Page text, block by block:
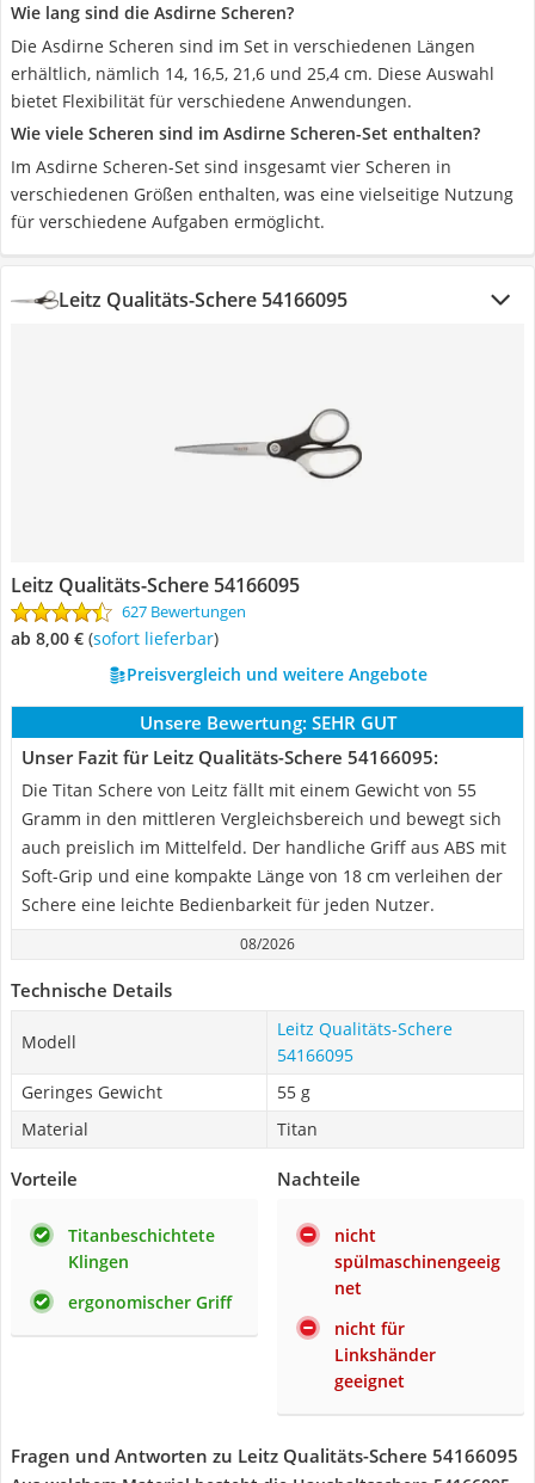
Wie lang sind die Asdirne Scheren?
Die Asdirne Scheren sind im Set in verschiedenen Längen
erhältlich, nämlich 14, 16,5, 21,6 und 25,4 cm. Diese Auswahl
bietet Flexibilität für verschiedene Anwendungen.
Wie viele Scheren sind im Asdirne Scheren-Set enthalten?
Im Asdirne Scheren-Set sind insgesamt vier Scheren in
verschiedenen Größen enthalten, was eine vielseitige Nutzung
für verschiedene Aufgaben ermöglicht.
Leitz Qualitäts-Schere 54166095
Leitz Qualitäts-Schere 54166095
627 Bewertungen
ab 8,00 € ( Sofort lieferbar)
Preisvergleich und weitere Angebote
Unsere Bewertung: SEHR GUT
Unser Fazit für Leitz Qualitäts-Schere 54166095:
Die Titan Schere von Leitz fällt mit einem Gewicht von 55
Gramm in den mittleren Vergleichsbereich und bewegt sich
auch preislich im Mittelfeld. Der handliche Griff aus ABS mit
Soft-Grip und eine kompakte Länge von 18 cm verleihen der
Schere eine leichte Bedienbarkeit für jeden Nutzer.
08/2026
Technische Details
Modell
Leitz Qualitäts-Schere
54166095
Geringes Gewicht
‎55 g
Material
Titan
Vorteile
Titanbeschichtete
Klingen
ergonomischer Griff
Nachteile
nicht
spülmaschinengeeig
net
nicht für
Linkshänder
geeignet
Fragen und Antworten zu Leitz Qualitäts-Schere 54166095